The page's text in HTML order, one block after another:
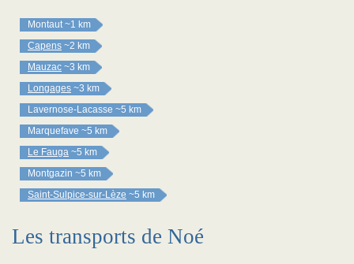
Montaut ~1 km
Capens ~2 km
Mauzac ~3 km
Longages ~3 km
Lavernose-Lacasse ~5 km
Marquefave ~5 km
Le Fauga ~5 km
Montgazin ~5 km
Saint-Sulpice-sur-Lèze ~5 km
Les transports de Noé